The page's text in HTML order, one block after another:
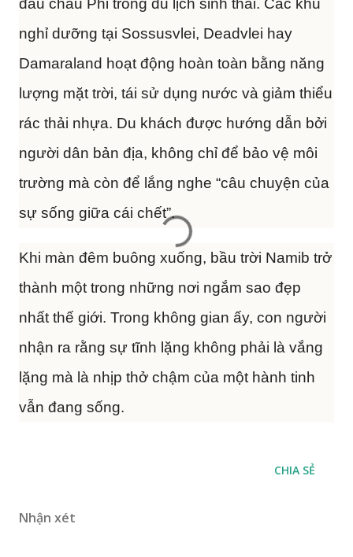
đầu châu Phi trong du lịch sinh thái. Các khu
nghỉ dưỡng tại Sossusvlei, Deadvlei hay
Damaraland hoạt động hoàn toàn bằng năng
lượng mặt trời, tái sử dụng nước và giảm thiểu
rác thải nhựa. Du khách được hướng dẫn bởi
người dân bản địa, không chỉ để bảo vệ môi
trường mà còn để lắng nghe “câu chuyện của
sự sống giữa cái chết”.
Khi màn đêm buông xuống, bầu trời Namib trở
thành một trong những nơi ngắm sao đẹp
nhất thế giới. Trong không gian ấy, con người
nhận ra rằng sự tĩnh lặng không phải là vắng
lặng mà là nhịp thở chậm của một hành tinh
vẫn đang sống.
CHIA SẺ
Nhận xét